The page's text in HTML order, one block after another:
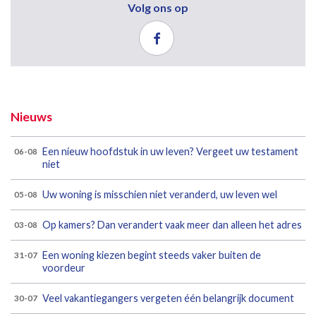
Volg ons op
Nieuws
06-08
Een nieuw hoofdstuk in uw leven? Vergeet uw testament
niet
05-08 Uw woning is misschien niet veranderd, uw leven wel
03-08 Op kamers? Dan verandert vaak meer dan alleen het adres
31-07 Een woning kiezen begint steeds vaker buiten de
voordeur
30-07 Veel vakantiegangers vergeten één belangrijk document